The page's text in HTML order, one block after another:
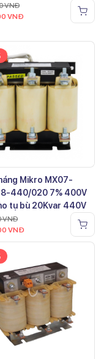
VNĐ
VNĐ
Mikro MX07-
440/020 7% 400V
tụ bù 20Kvar 440V
VNĐ
VNĐ